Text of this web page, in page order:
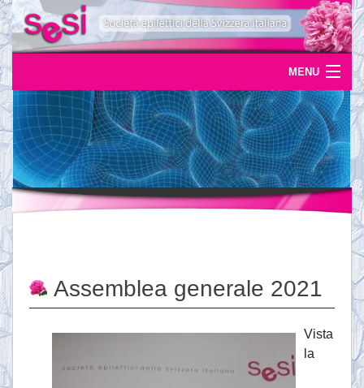
MENU
Home
Uscite
Eventi
News
Servizi
Ordinazioni
Assemblea generale 2021
Vista
la